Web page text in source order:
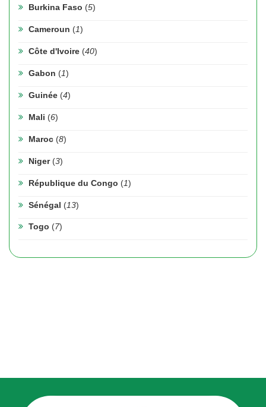
Burkina Faso (5)
Cameroun (1)
Côte d'Ivoire (40)
Gabon (1)
Guinée (4)
Mali (6)
Maroc (8)
Niger (3)
République du Congo (1)
Sénégal (13)
Togo (7)